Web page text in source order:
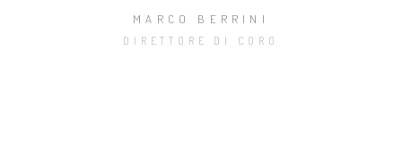
MARCO BERRINI
DIRETTORE DI CORO